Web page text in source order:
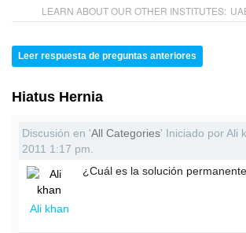
LEARN ABOUT OUR OTHER INSTITUTES:
Leer respuesta de preguntas anteriores
Hiatus Hernia
Discusión en 'All Categories' Iniciado por Ali
2011 1:17 pm.
Ali khan
¿Cuál es la solución